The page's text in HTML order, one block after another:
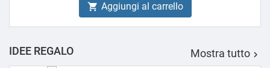
 Aggiungi al carrello
IDEE REGALO Mostra tutto 